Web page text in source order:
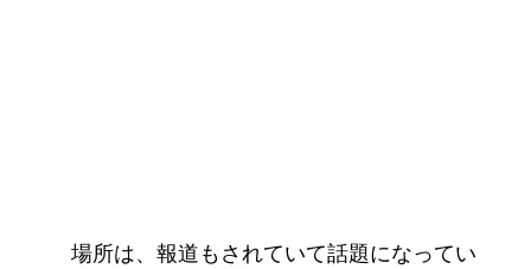
場所は、報道もされていて話題になってい